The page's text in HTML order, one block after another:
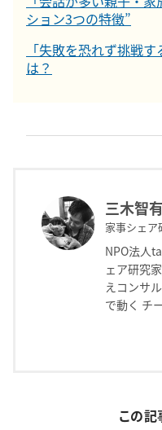
ション3つの特徴”
「失敗を恐れず挑戦
は？
三木智有
家事シェア
NPO法人
ェア研究
えコンサ
で動く チ
この記